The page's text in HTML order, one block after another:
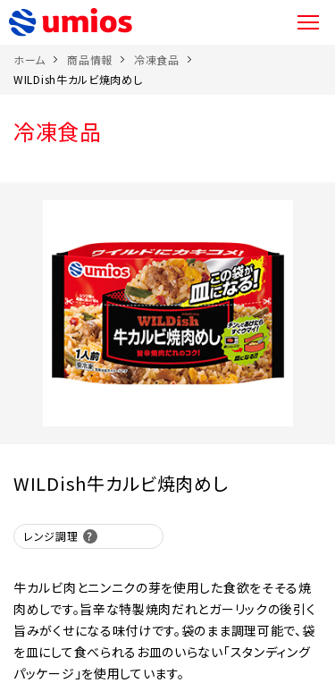
ホーム 商品情報
冷凍食品
WILDish牛カルビ焼肉めし
冷凍食品
WILDish牛カルビ焼肉めし
レンジ調理
牛カルビ肉とニンニクの芽を使用した食欲をそそる焼
肉めしです。旨辛な特製焼肉だれとガーリックの後引く
旨みがくせになる味付けです。袋のまま調理可能で、袋
を皿にして食べられるお皿のいらない「スタンディング
パッケージ」を使用しています。